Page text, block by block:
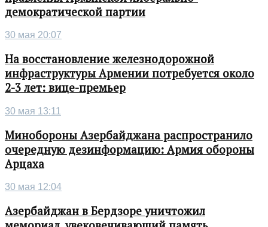
демократической партии
30 мая 20:07
На восстановление железнодорожной
инфраструктуры Армении потребуется около
2-3 лет: вице-премьер
30 мая 13:11
Минобороны Азербайджана распространило
очередную дезинформацию: Армия обороны
Арцаха
30 мая 12:04
Азербайджан в Бердзоре уничтожил